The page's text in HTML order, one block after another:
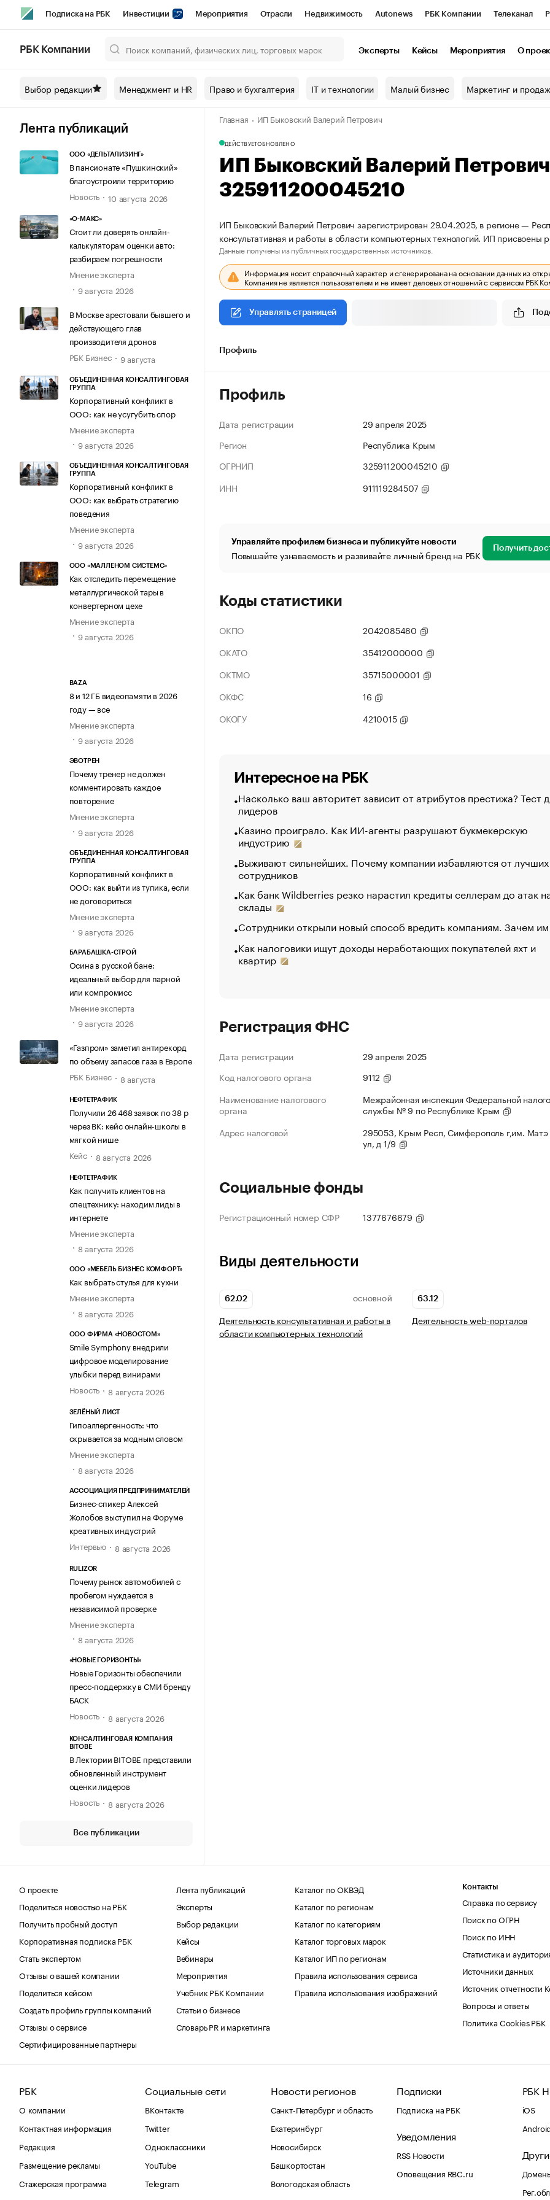
Подписка на РБК Инвестиции Мероприятия Отрасли Недвижимость Autonews РБК Компании Телеканал
Спецпроекты СПб Конференции СПб Спецпроекты Проверка контрагентов
Технологии и медиа Рынок наличной валюты
РБК Компании Эксперты Кейсы Мероприятия О
Выбор редакции Менеджмент и HR Право и бухгалтерия IT и технологии Малый бизнес Маркетинг и
Лента публикаций
ООО «ДЕЛЬТАЛИЗИНГ»
В пансионате «Пушкинский»
благоустроили территорию
Новость
10 августа 2026
«О-МАКС»
Стоит ли доверять онлайн-
калькуляторам оценки авто:
разбираем погрешности
Мнение эксперта
9 августа 2026
В Москве арестовали бывшего и
действующего глав
производителя дронов
РБК Бизнес
9 августа
ОБЪЕДИНЕННАЯ КОНСАЛТИНГОВАЯ
ГРУППА
Корпоративный конфликт в
ООО: как не усугубить спор
Мнение эксперта
9 августа 2026
ОБЪЕДИНЕННАЯ КОНСАЛТИНГОВАЯ
ГРУППА
Корпоративный конфликт в
ООО: как выбрать стратегию
поведения
Мнение эксперта
9 августа 2026
ООО «МАЛЛЕНОМ СИСТЕМС»
Как отследить перемещение
металлургической тары в
конвертерном цехе
Мнение эксперта
9 августа 2026
BAZA
8 и 12 ГБ видеопамяти в 2026
году — все
Мнение эксперта
9 августа 2026
ЭВОТРЕН
Почему тренер не должен
комментировать каждое
повторение
Мнение эксперта
9 августа 2026
ОБЪЕДИНЕННАЯ КОНСАЛТИНГОВАЯ
ГРУППА
Корпоративный конфликт в
ООО: как выйти из тупика, если
не договориться
Мнение эксперта
9 августа 2026
БАРАБАШКА-СТРОЙ
Осина в русской бане:
идеальный выбор для парной
или компромисс
Мнение эксперта
9 августа 2026
«Газпром» заметил антирекорд
по объему запасов газа в Европе
РБК Бизнес
8 августа
НЕФТЕТРАФИК
Получили 26 468 заявок по 38 р
через ВК: кейс онлайн-школы в
мягкой нише
Кейс
8 августа 2026
НЕФТЕТРАФИК
Как получить клиентов на
спецтехнику: находим лиды в
интернете
Мнение эксперта
8 августа 2026
ООО «МЕБЕЛЬ БИЗНЕС КОМФОРТ»
Как выбрать стулья для кухни
Мнение эксперта
8 августа 2026
ООО ФИРМА «НОВОСТОМ»
Smile Symphony внедрили
цифровое моделирование
улыбки перед винирами
Новость
8 августа 2026
ЗЕЛЁНЫЙ ЛИСТ
Гипоаллергенность: что
скрывается за модным словом
Мнение эксперта
8 августа 2026
АССОЦИАЦИЯ ПРЕДПРИНИМАТЕЛЕЙ
Бизнес-спикер Алексей
Жолобов выступил на Форуме
креативных индустрий
Интервью
8 августа 2026
RULIZOR
Почему рынок автомобилей с
пробегом нуждается в
независимой проверке
Мнение эксперта
8 августа 2026
«НОВЫЕ ГОРИЗОНТЫ»
Новые Горизонты обеспечили
пресс-поддержку в СМИ бренду
БАСК
Новость
8 августа 2026
КОНСАЛТИНГОВАЯ КОМПАНИЯ
BITOBE
В Лектории BITOBE представили
обновленный инструмент
оценки лидеров
Новость
8 августа 2026
Все публикации
Главная ИП Быковский Валерий Петрович
ДЕЙСТВУЕТОБНОВЛЕНО
ИП Быковский Валерий
325911200045210
ИП Быковский Валерий Петрович зарегистрирован 29.04.2025, в регионе —
консультативная и работы в области компьютерных технологий. ИП
Данные получены из публичных государственных источников.
Информация носит справочный характер и сгенерирована на основании данных из
Компания не является пользователем и не имеет деловых отношений с сервисом РБК
Управлять страницей
Профиль
Профиль
Дата регистрации
29 апреля 2025
Регион
Республика Крым
ОГРНИП
325911200045210
ИНН
911119284507
Управляйте профилем бизнеса и публикуйте новости
Повышайте узнаваемость и развивайте личный бренд на РБК Получить
Коды статистики
ОКПО
2042085480
ОКАТО
35412000000
ОКТМО
35715000001
ОКФС
16
ОКОГУ
4210015
Интересное на РБК
Насколько ваш авторитет зависит от атрибутов престижа? Тест
лидеров
Казино проиграло. Как ИИ-агенты разрушают букмекерскую
индустрию
Выживают сильнейших. Почему компании избавляются от лучших
сотрудников
Как банк Wildberries резко нарастил кредиты селлерам до атак
склады
Сотрудники открыли новый способ вредить компаниям. Зачем
Как налоговики ищут доходы неработающих покупателей яхт и
квартир
Регистрация ФНС
Дата регистрации
29 апреля 2025
Код налогового органа
9112
Наименование налогового
органа
Межрайонная инспекция Федеральной
службы № 9 по Республике Крым
Адрес налоговой
295053, Крым Респ, Симферополь г,им. Матэ
ул, д 1/9
Социальные фонды
Регистрационный номер СФР 1377676679
Виды деятельности
62.02 ОСНОВНОЙ
Деятельность консультативная и работы в
области компьютерных технологий
63.12
Деятельность web-порталов
О проекте
Поделиться новостью на РБК
Получить пробный доступ
Корпоративная подписка РБК
Стать экспертом
Отзывы о вашей компании
Поделиться кейсом
Создать профиль группы компаний
Отзывы о сервисе
Сертифицированные партнеры
Лента публикаций
Эксперты
Выбор редакции
Кейсы
Вебинары
Мероприятия
Учебник РБК Компании
Статьи о бизнесе
Словарь PR и маркетинга
Каталог по ОКВЭД
Каталог по регионам
Каталог по категориям
Каталог торговых марок
Каталог ИП по регионам
Правила использования сервиса
Правила использования изображений
Контакты
Справка по сервису
Поиск по ОГРН
Поиск по ИНН
Статистика и
Источники данных
Источник отчетности
Вопросы и ответы
Политика Cookies РБК
РБК
О компании
Контактная информация
Редакция
Размещение рекламы
Стажерская программа
Социальные сети
ВКонтакте
Twitter
Одноклассники
YouTube
Telegram
Новости регионов
Санкт-Петербург и область
Екатеринбург
Новосибирск
Башкортостан
Вологодская область
Подписки
Подписка на РБК
Уведомления
RSS Новости
Оповещения RBC.ru
РБК
iOS